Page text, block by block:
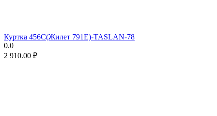
Куртка 456C(Жилет 791E)-TASLAN-78
0.0
2 910.00 ₽